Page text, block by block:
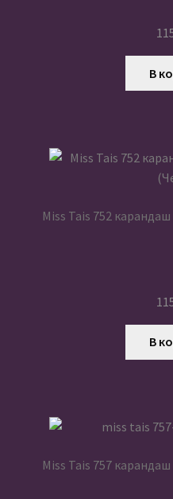
В
Miss Tais 752
В
Miss Tais 757